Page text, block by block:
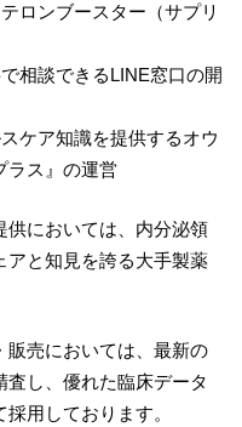
ロンブースター（サプリ
相談できるLINE窓口の開
ケア知識を提供するオウ
ラス』の運営
供においては、内分泌領
アと知見を誇る大手製薬
販売においては、最新の
し、優れた臨床データ
用しております。